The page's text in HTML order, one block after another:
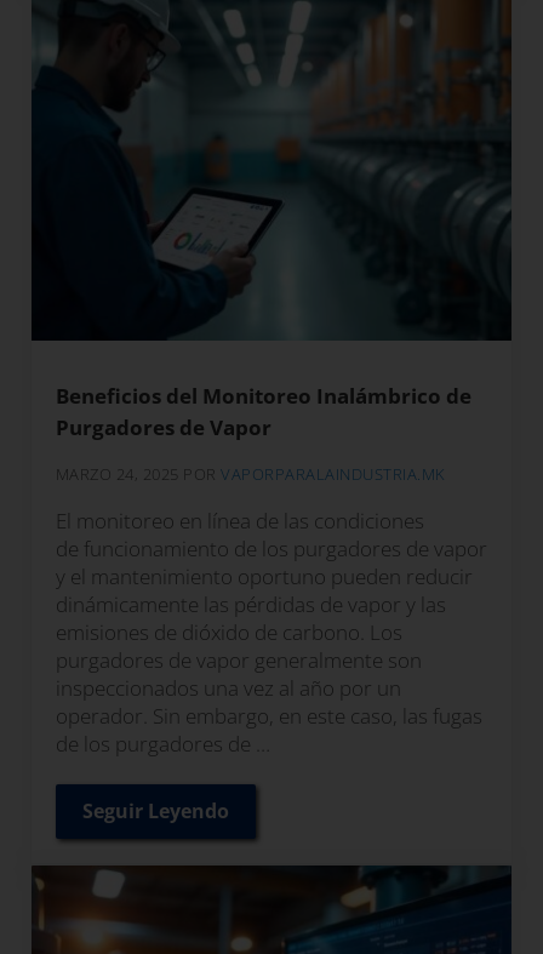
Beneficios del Monitoreo Inalámbrico de
Purgadores de Vapor
MARZO 24, 2025 PORVAPORPARALAINDUSTRIA.MK
El monitoreo en línea de las condiciones
de funcionamiento de los purgadores de vapor
y el mantenimiento oportuno pueden reducir
dinámicamente las pérdidas de vapor y las
emisiones de dióxido de carbono. Los
purgadores de vapor generalmente son
inspeccionados una vez al año por un
operador. Sin embargo, en este caso, las fugas
de los purgadores de …
Seguir LeyendoBeneficios del Monitoreo Inalámbrico